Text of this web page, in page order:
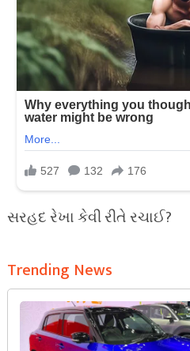
સરહદ રેખા કેવી રીતે રચાઈ?
Trending News